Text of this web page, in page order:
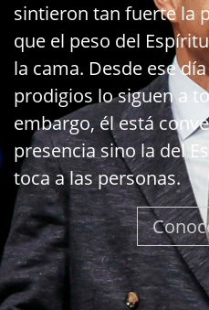
sintieron tan fuerte la
que el peso del
la cama. Desde ese
prodigios lo siguen a
embargo, él está
presencia sino la del
toca a las personas.